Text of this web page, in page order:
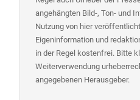
angehängten Bild-, Ton- und
Nutzung von hier
Eigeninformation und
in der Regel kostenfrei. Bitte
Weiterverwendung
angegebenen Herausgeber.